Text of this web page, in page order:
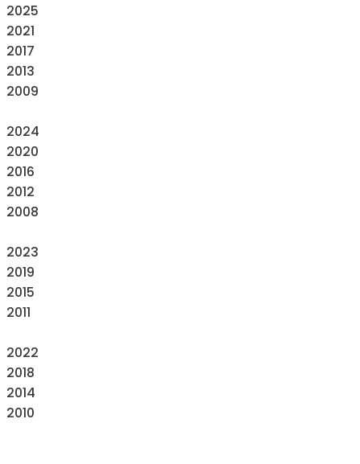
2025
2021
2017
2013
2009
2024
2020
2016
2012
2008
2023
2019
2015
2011
2022
2018
2014
2010